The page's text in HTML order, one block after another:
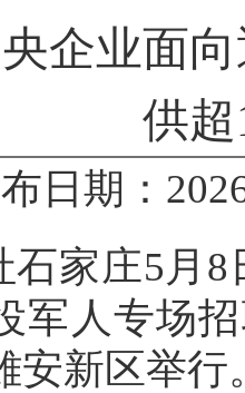
企业面
供
日期：
石家庄5月
军人专场
安新区举行